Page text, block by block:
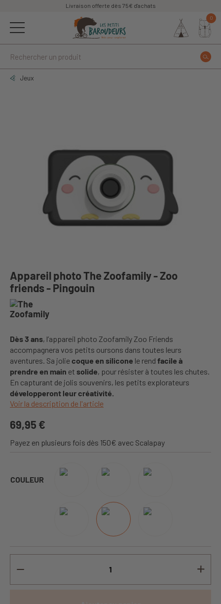
Livraison offerte dès 75€ d'achats
0
Jeux
Appareil photo The Zoofamily - Zoo
friends - Pingouin
Dès 3 ans, l’appareil photo Zoofamily Zoo Friends
accompagnera vos petits oursons dans toutes leurs
aventures. Sa joliecoque en silicone le rend facile à
prendre en main et solide, pour résister à toutes les chutes.
En capturant de jolis souvenirs, les petits explorateurs
développeront leur créativité.
Voir la description de l'article
69,95 €
Payez en plusieurs fois dès 150€ avec Scalapay
COULEUR